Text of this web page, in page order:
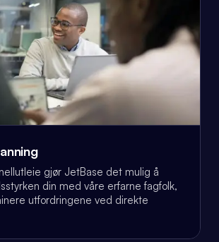
gjør JetBase det mulig å
din med våre erfarne fagfolk,
utfordringene ved direkte